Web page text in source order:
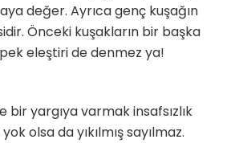
değer. Ayrıca genç kuşağın
Önceki kuşakların bir başka
eleştiri de denmez ya!
bir yargıya varmak insafsızlık
olsa da yıkılmış sayılmaz.